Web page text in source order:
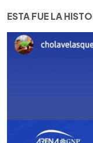
ESTA FUE LA